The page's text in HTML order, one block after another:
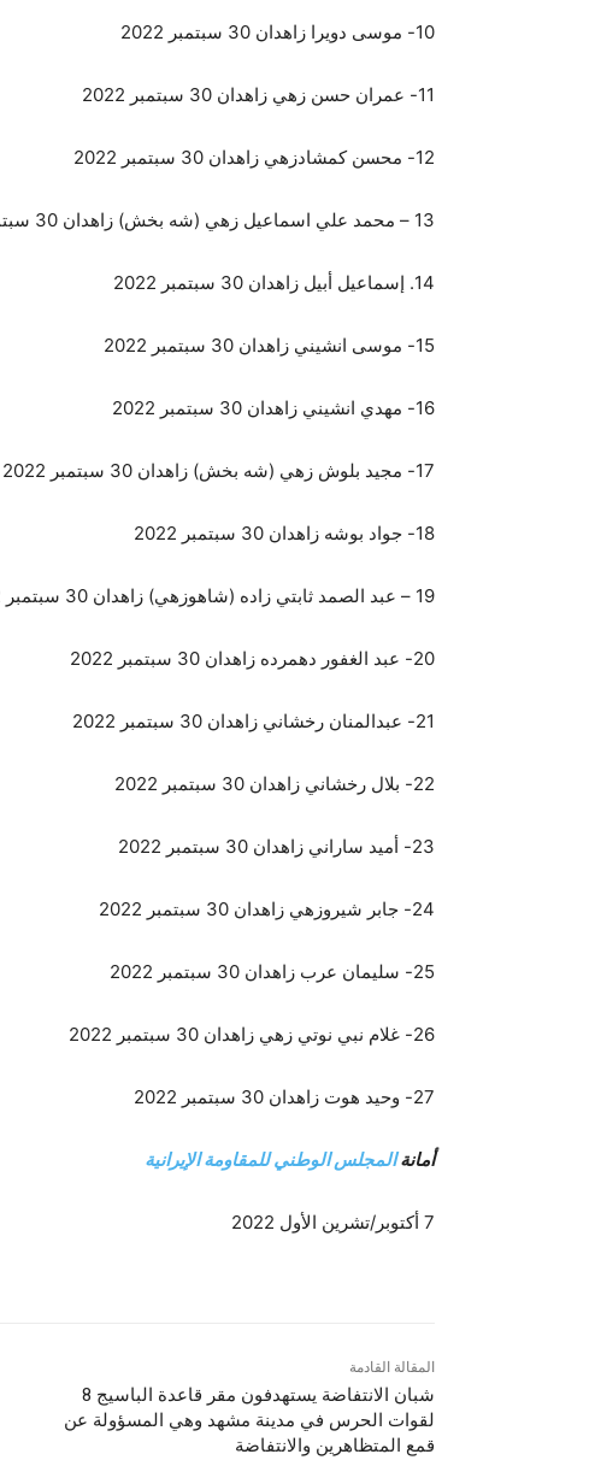
10- موسى دويرا زاهدان 30 سبتمبر 2022
11- عمران حسن زهي زاهدان 30 سبتمبر 2022
12- محسن كمشادزهي زاهدان 30 سبتمبر 2022
13 – محمد علي اسماعيل زهي (شه بخش) زاهدان 30 سبتمبر 2022
14. إسماعيل أبيل زاهدان 30 سبتمبر 2022
15- موسى انشيني زاهدان 30 سبتمبر 2022
16- مهدي انشيني زاهدان 30 سبتمبر 2022
17- مجيد بلوش زهي (شه بخش) زاهدان 30 سبتمبر 2022
18- جواد بوشه زاهدان 30 سبتمبر 2022
19 – عبد الصمد ثابتي زاده (شاهوزهي) زاهدان 30 سبتمبر 2022
20- عبد الغفور دهمرده زاهدان 30 سبتمبر 2022
21- عبدالمنان رخشاني زاهدان 30 سبتمبر 2022
22- بلال رخشاني زاهدان 30 سبتمبر 2022
23- أميد ساراني زاهدان 30 سبتمبر 2022
24- جابر شيروزهي زاهدان 30 سبتمبر 2022
25- سليمان عرب زاهدان 30 سبتمبر 2022
26- غلام نبي نوتي زهي زاهدان 30 سبتمبر 2022
27- وحيد هوت زاهدان 30 سبتمبر 2022
أمانةالمجلس الوطني للمقاومة الإيرانية
7 أكتوبر/تشرين الأول 2022
المقالة القادمة
شبان الانتفاضة يستهدفون مقر قاعدة الباسيج 8
لقوات الحرس في مدينة مشهد وهي المسؤولة عن
قمع المتظاهرين والانتفاضة